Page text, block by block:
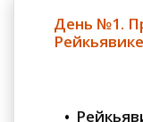
День №1.
Рейкьявике